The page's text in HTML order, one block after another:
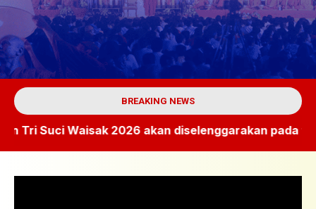
BREAKING NEWS
Suci Waisak 2026 akan diselenggarakan pada